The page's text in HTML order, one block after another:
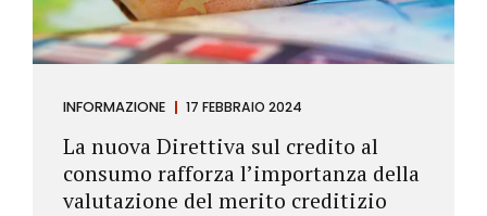
INFORMAZIONE 17 FEBBRAIO 2024
La nuova Direttiva sul credito al
consumo rafforza l’importanza della
valutazione del merito creditizio